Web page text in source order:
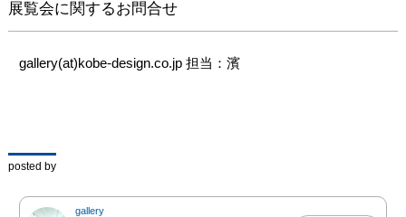
展覧会に関するお問合せ
gallery(at)kobe-design.co.jp 担当：濱
posted by
gallery